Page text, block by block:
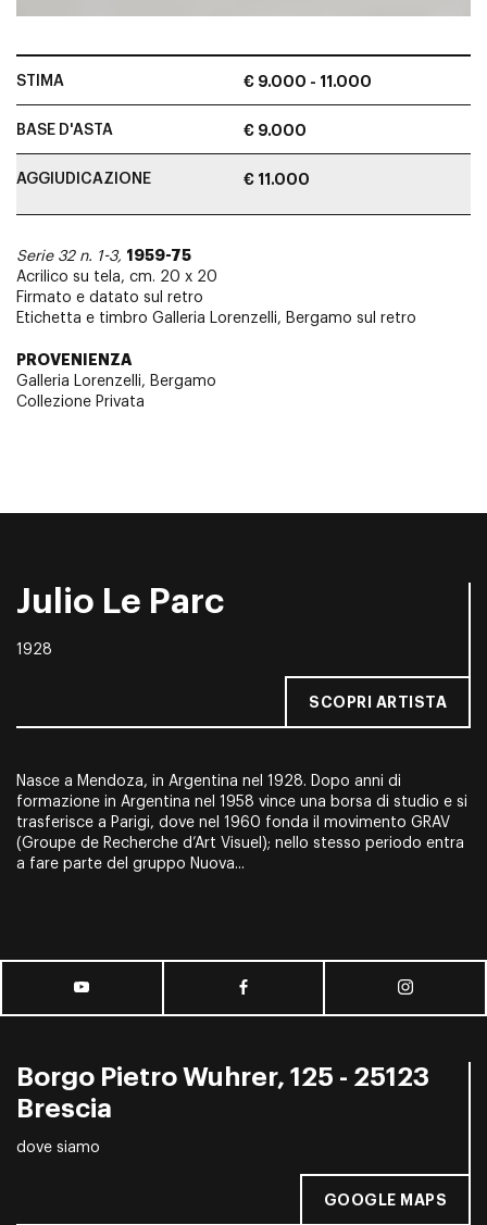
STIMA € 9.000 - 11.000
BASE D'ASTA € 9.000
AGGIUDICAZIONE € 11.000
Serie 32 n. 1-3, 1959-75
Acrilico su tela, cm. 20 x 20
Firmato e datato sul retro
Etichetta e timbro Galleria Lorenzelli, Bergamo sul retro
PROVENIENZA
Galleria Lorenzelli, Bergamo
Collezione Privata
Julio Le Parc
1928
SCOPRI ARTISTA
Nasce a Mendoza, in Argentina nel 1928. Dopo anni di
formazione in Argentina nel 1958 vince una borsa di studio e si
trasferisce a Parigi, dove nel 1960 fonda il movimento GRAV
(Groupe de Recherche d’Art Visuel); nello stesso periodo entra
a fare parte del gruppo Nuova...
Borgo Pietro Wuhrer, 125 - 25123
Brescia
dove siamo
GOOGLE MAPS